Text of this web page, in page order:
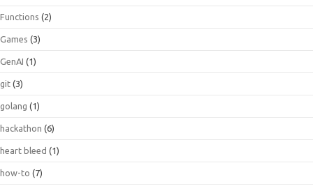
Functions (2)
Games (3)
GenAI (1)
git (3)
golang (1)
hackathon (6)
heart bleed (1)
how-to (7)